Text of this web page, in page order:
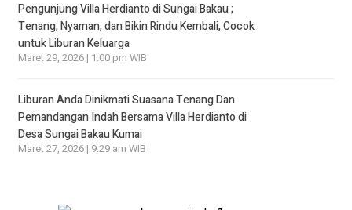
Pengunjung Villa Herdianto di Sungai Bakau ;
Tenang, Nyaman, dan Bikin Rindu Kembali, Cocok
untuk Liburan Keluarga
Maret 29, 2026 | 1:00 pm WIB
Liburan Anda Dinikmati Suasana Tenang Dan
Pemandangan Indah Bersama Villa Herdianto di
Desa Sungai Bakau Kumai
Maret 27, 2026 | 9:29 am WIB